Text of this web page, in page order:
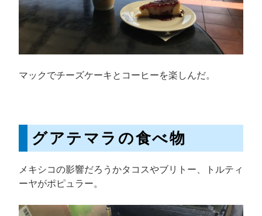
マックでチーズケーキとコーヒーを楽しんだ。
グアテマラの食べ物
メキシコの影響だろうかタコスやブリトー、トルティ
ーヤがポピュラー。